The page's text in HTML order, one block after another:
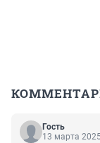
Гость
13 марта